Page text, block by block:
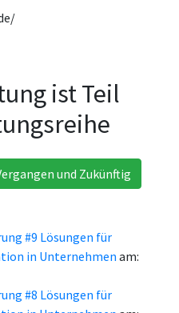
ist Teil
und Zukünftig
#9 Lösungen für
in Unternehmen am:
#8 Lösungen für